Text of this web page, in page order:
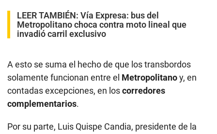
LEER TAMBIÉN: Vía Expresa: bus del
Metropolitano choca contra moto lineal que
invadió carril exclusivo
A esto se suma el hecho de que los transbordos
solamente funcionan entre el Metropolitanoy, en
contadas excepciones, en loscorredores
complementarios.
Por su parte, Luis Quispe Candia, presidente de la